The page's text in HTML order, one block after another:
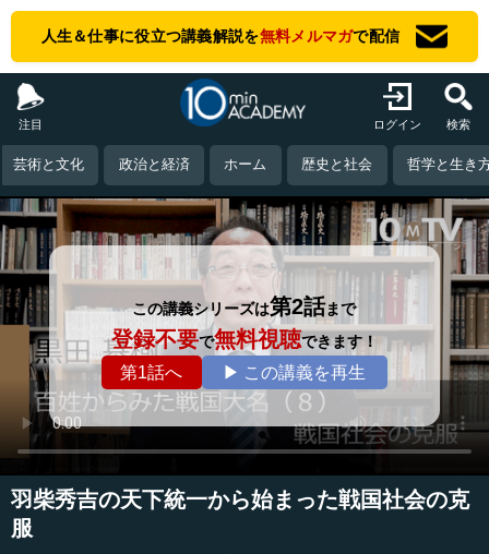
人生＆仕事に役立つ講義解説を無料メルマガで配信
注目 ログイン 検索
芸術と文化 政治と経済 ホーム 歴史と社会 哲学と生き
この講義シリーズは第2話まで
登録不要で無料視聴できます！
第1話へ ▶ この講義を再生
羽柴秀吉の天下統一から始まった戦国社会の克
服